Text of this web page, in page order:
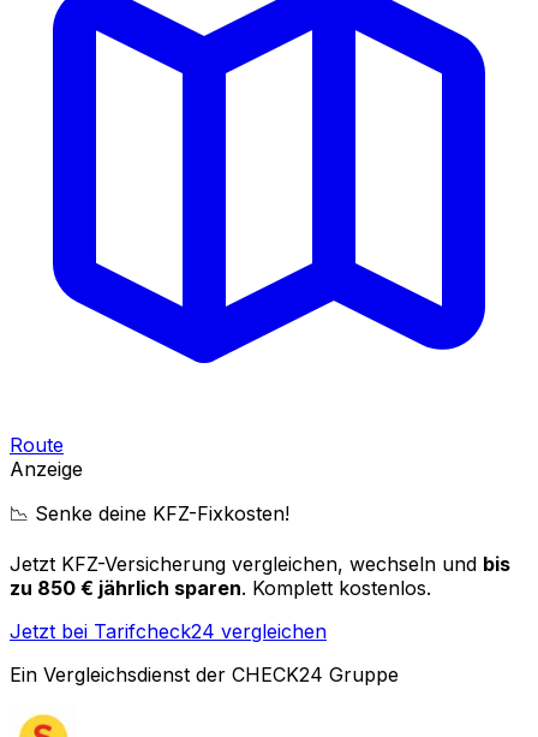
Route
Anzeige
📉 Senke deine KFZ-Fixkosten!
Jetzt KFZ-Versicherung vergleichen, wechseln und bis
zu 850 € jährlich sparen. Komplett kostenlos.
Jetzt bei Tarifcheck24 vergleichen
Ein Vergleichsdienst der CHECK24 Gruppe